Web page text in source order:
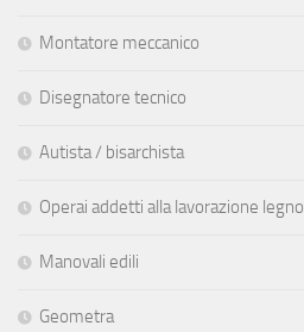
Montatore meccanico
Disegnatore tecnico
Autista / bisarchista
Operai addetti alla lavorazione legno
Manovali edili
Geometra